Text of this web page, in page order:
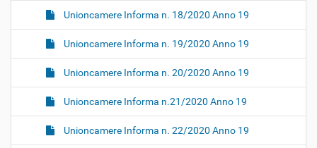
Unioncamere Informa n. 18/2020 Anno 19
Unioncamere Informa n. 19/2020 Anno 19
Unioncamere Informa n. 20/2020 Anno 19
Unioncamere Informa n.21/2020 Anno 19
Unioncamere Informa n. 22/2020 Anno 19